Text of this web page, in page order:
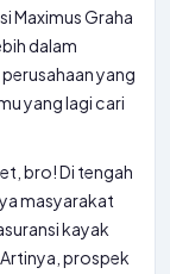
Maximus Graha
dalam
yang
yang lagi cari
bro! Di tengah
masyarakat
kayak
Artinya, prospek